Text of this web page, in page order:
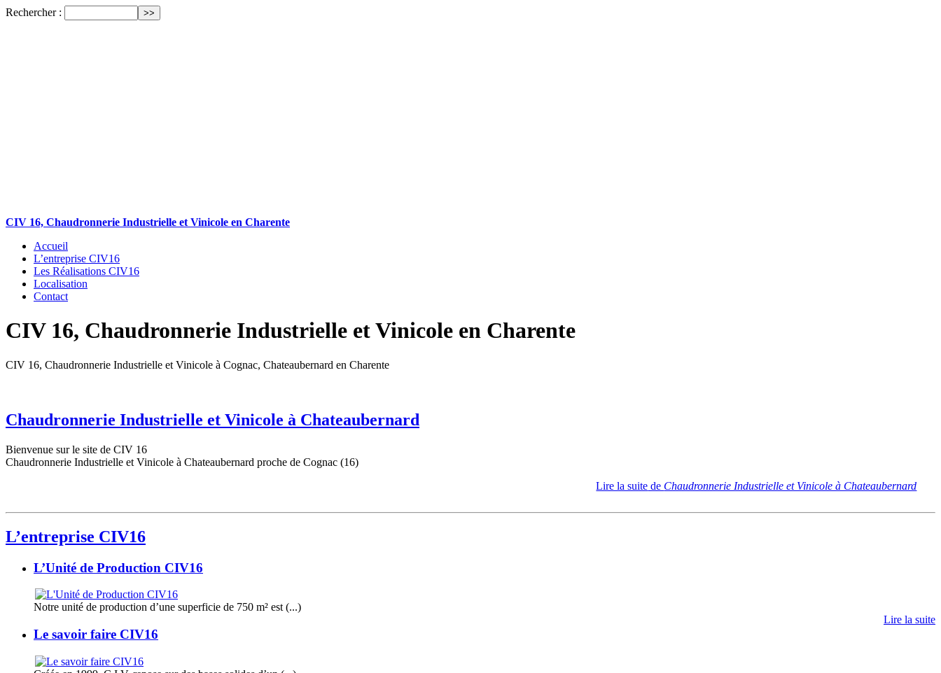
Rechercher :
CIV 16, Chaudronnerie Industrielle et Vinicole en Charente
Accueil
L’entreprise CIV16
Les Réalisations CIV16
Localisation
Contact
CIV 16, Chaudronnerie Industrielle et Vinicole en Charente
CIV 16, Chaudronnerie Industrielle et Vinicole à Cognac, Chateaubernard en Charente
Chaudronnerie Industrielle et Vinicole à Chateaubernard
Bienvenue sur le site de CIV 16
Chaudronnerie Industrielle et Vinicole à Chateaubernard proche de Cognac (16)
Lire la suite de Chaudronnerie Industrielle et Vinicole à Chateaubernard
L’entreprise CIV16
L’Unité de Production CIV16
Notre unité de production d’une superficie de 750 m² est (...)
Lire la suite
Le savoir faire CIV16